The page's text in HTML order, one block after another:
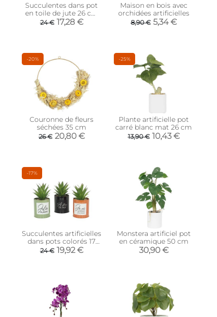
Succulentes dans pot
en toile de jute 26 cm
(Lot de 2)
24 € 17,28 €
Maison en bois avec
orchidées artificielles
8,90 € 5,34 €
-20%
Couronne de fleurs
séchées 35 cm
26 € 20,80 €
-25%
Plante artificielle pot
carré blanc mat 26 cm
13,90 € 10,43 €
-17%
Succulentes artificielles
dans pots colorés 17
cm (Lot de 3)
24 € 19,92 €
Monstera artificiel pot
en céramique 50 cm
30,90 €